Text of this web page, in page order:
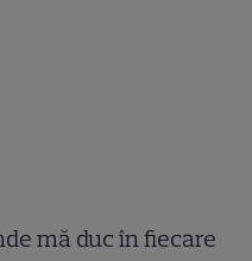
mă duc în fiecare